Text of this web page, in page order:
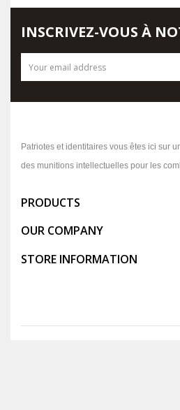
Patriotes et identitaires vous êtes ici sur
des munitions intellectuelles pour les
PRODUCTS
OUR COMPANY
STORE INFORMATION